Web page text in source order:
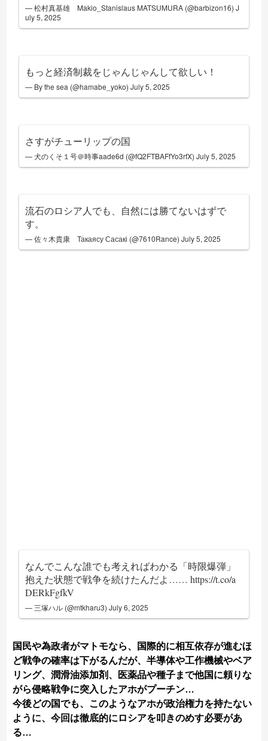
— 松村真基雄 Makio_Stanislaus MATSUMURA (@barbizon16)J
uly 5, 2025
もっと経済制裁をじゃんじゃんして欲しい！
— By the sea (@hamabe_yoko)July 5, 2025
さすがチューリップの国
— 犬のくそ１号＠時事aade6d (@fQ2FTBAFfYo3rfX)July 5, 2025
流石のロシア人でも、自然には勝てないはずで
す。
— 佐々木貴康 Такаясу Сасакі (@7610Rance)July 5, 2025
なんでこんな誰でも考えればわかる「時限爆弾」
抱えた状態で戦争を続けたんだよ……https://t.co/a
DERkFgfkV
— 三塚ハル (@mtkharu3)July 6, 2025
国民や為政者がマトモなら、国際的に相互依存が進むほ
ど戦争の確率は下がるんだが、半導体や工作機械やベア
リング、潤滑油添加剤、医薬品や種子まで他国に頼りな
がら侵略戦争に突入したアホがプーチン…
今後どの国でも、このようなアホが政治権力を持たない
ように、今回は徹底的にロシアを叩きのめす必要があ
る…